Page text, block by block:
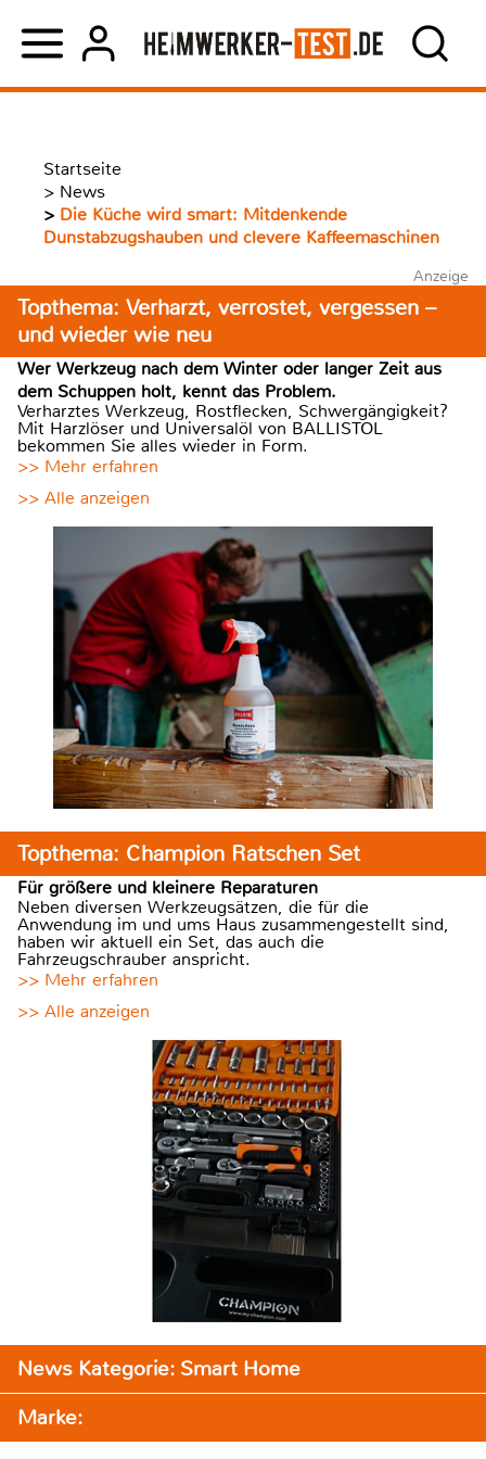
Startseite
> News
> Die Küche wird smart: Mitdenkende
Dunstabzugshauben und clevere Kaffeemaschinen
Anzeige
Topthema: Verharzt, verrostet, vergessen –
und wieder wie neu
Wer Werkzeug nach dem Winter oder langer Zeit aus
dem Schuppen holt, kennt das Problem.
Verharztes Werkzeug, Rostflecken, Schwergängigkeit?
Mit Harzlöser und Universalöl von BALLISTOL
bekommen Sie alles wieder in Form.
>> Mehr erfahren
>> Alle anzeigen
Topthema: Champion Ratschen Set
Für größere und kleinere Reparaturen
Neben diversen Werkzeugsätzen, die für die
Anwendung im und ums Haus zusammengestellt sind,
haben wir aktuell ein Set, das auch die
Fahrzeugschrauber anspricht.
>> Mehr erfahren
>> Alle anzeigen
News Kategorie: Smart Home
Marke: